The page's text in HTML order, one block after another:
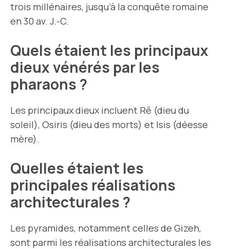
trois millénaires, jusqu’à la conquête romaine
en 30 av. J.-C.
Quels étaient les principaux
dieux vénérés par les
pharaons ?
Les principaux dieux incluent Rê (dieu du
soleil), Osiris (dieu des morts) et Isis (déesse
mère).
Quelles étaient les
principales réalisations
architecturales ?
Les pyramides, notamment celles de Gizeh,
sont parmi les réalisations architecturales les